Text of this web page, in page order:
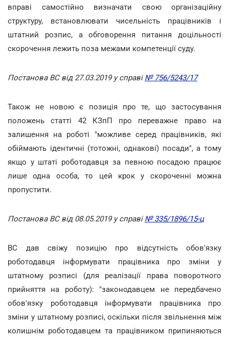
вправі самостійно визначати свою організаційну
структуру, встановлювати чисельність працівників і
штатний розпис, а обговорення питання доцільності
скорочення лежить поза межами компетенції суду.
Постанова ВС від 27.03.2019 у справі № 756/5243/17
Також не новою є позиція про те, що застосування
положень статті 42 КЗпП про переважне право на
залишення на роботі "можливе серед працівників, які
обіймають ідентичні (тотожні, однакові) посади", а тому
якщо у штаті роботодавця за певною посадою працює
лише одна особа, то цей крок у скороченні можна
пропустити.
Постанова ВС від 08.05.2019 у справі № 335/1896/15-ц
ВС дав свіжу позицію про відсутність обов'язку
роботодавця інформувати працівника про зміни у
штатному розписі (для реалізації права поворотного
прийняття на роботу): "законодавцем не передбачено
обов'язку роботодавця інформувати працівника про
зміни у штатному розписі, оскільки після звільнення між
колишнім роботодавцем та працівником припиняються